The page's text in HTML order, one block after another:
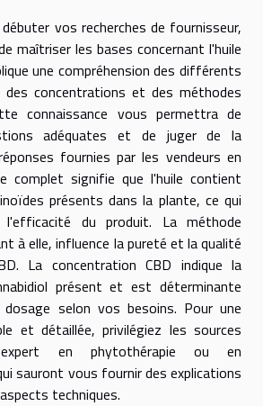
vos recherches de fournisseur,
maîtriser les bases concernant l'huile
une compréhension des différents
des concentrations et des méthodes
connaissance vous permettra de
adéquates et de juger de la
fournies par les vendeurs en
complet signifie que l'huile contient
présents dans la plante, ce qui
l'efficacité du produit. La méthode
à elle, influence la pureté et la qualité
La concentration CBD indique la
présent et est déterminante
selon vos besoins. Pour une
et détaillée, privilégiez les sources
en phytothérapie ou en
sauront vous fournir des explications
techniques.